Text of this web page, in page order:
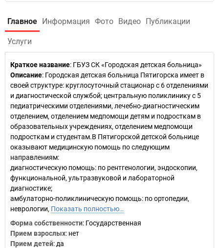
Главное Информация Фото Видео Публикации
Услуги
Краткое название: ГБУЗ СК «Городская детская больница»
Описание: Городская детская больница Пятигорска имеет в
своей структуре: круглосуточный стационар с 6 отделениями
и диагностической службой; центральную поликлинику с 5
педиатрическими отделениями, лечебно-диагностическим
отделением, отделением медпомощи детям и подросткам в
образовательных учреждениях, отделением медпомощи
подросткам и студентам.В Пятигорской детской больнице
оказывают медицинскую помощь по следующим
направлениям:
диагностическую помощь: по рентгенологии, эндоскопии,
функциональной, ультразвуковой и лабораторной
диагностике;
амбулаторно-поликлиническую помощь: по ортопедии,
неврологии, Показать полностью…
Форма собственности: Государственная
Прием взрослых: нет
Прием детей: да